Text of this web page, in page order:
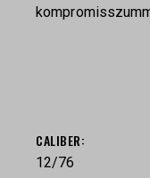
СALIBER
12/76